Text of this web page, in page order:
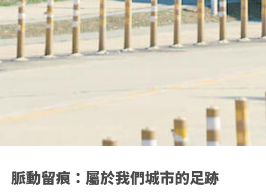
脈動留痕：屬於我們城市的足跡